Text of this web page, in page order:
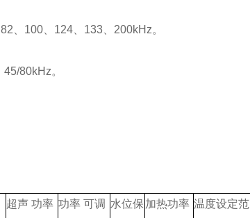
82 100 124 133 200kHz。
45/80kHz。
超声 功率 功率 可调 水位保 加热功率 温度设定范